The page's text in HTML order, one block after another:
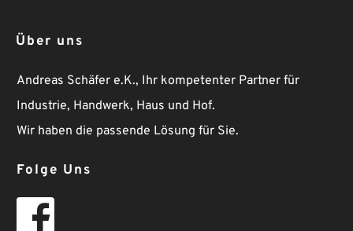
Über uns
Andreas Schäfer e.K., Ihr kompetenter Partner für
Industrie, Handwerk, Haus und Hof.
Wir haben die passende Lösung für Sie.
Folge Uns